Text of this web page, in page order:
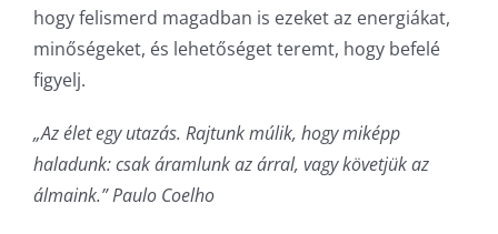
hogy felismerd magadban is ezeket az energiákat,
minőségeket, és lehetőséget teremt, hogy befelé
figyelj.
„Az élet egy utazás. Rajtunk múlik, hogy miképp
haladunk: csak áramlunk az árral, vagy követjük az
álmaink.” Paulo Coelho